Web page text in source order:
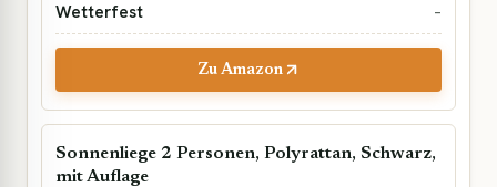
–
Zu Amazon
Sonnenliege 2 Personen, Polyrattan, Schwarz,
mit Auflage